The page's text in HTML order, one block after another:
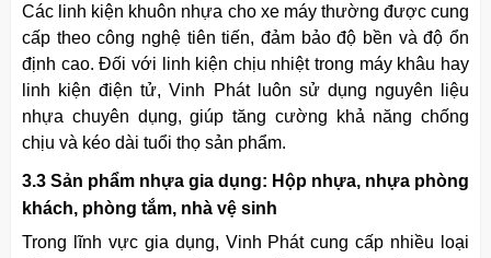
Các linh kiện khuôn nhựa cho xe máy thường được cung
cấp theo công nghệ tiên tiến, đảm bảo độ bền và độ ổn
định cao. Đối với linh kiện chịu nhiệt trong máy khâu hay
linh kiện điện tử, Vinh Phát luôn sử dụng nguyên liệu
nhựa chuyên dụng, giúp tăng cường khả năng chống
chịu và kéo dài tuổi thọ sản phẩm.
3.3 Sản phẩm nhựa gia dụng: Hộp nhựa, nhựa phòng
khách, phòng tắm, nhà vệ sinh
Trong lĩnh vực gia dụng, Vinh Phát cung cấp nhiều loại